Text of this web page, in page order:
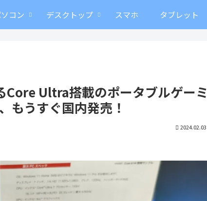
コン デスクトップ スマホ タブレット
Core Ultra搭載のポータブルゲーミ
もうすぐ国内発売！
2024.02.03